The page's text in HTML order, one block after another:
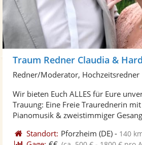
Traum Redner Claudia &
Redner/Moderator, Hochzeitsredner
Wir bieten Euch ALLES für Eure
Trauung: Eine Freie Traurednerin
Pianomusik & zweistimmiger
Standort: Pforzheim (DE) - 140